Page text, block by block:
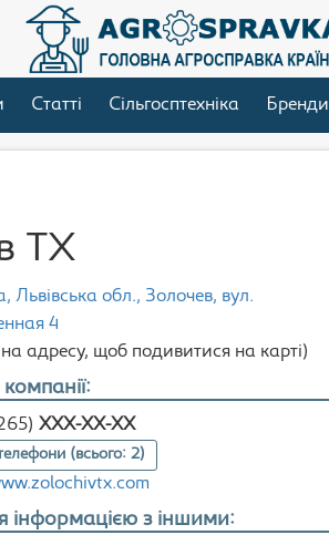
Статті Сільгосптехніка Бренди
ТХ
Львівська обл., Золочев, вул.
4
на адресу, щоб подивитися на карті)
XXX-XX-XX
(всього: 2)
інформацією з іншими: